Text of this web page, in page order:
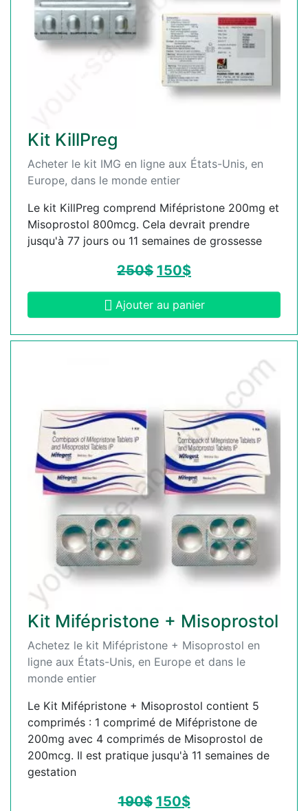
Kit KillPreg
Acheter le kit IMG en ligne aux États-Unis, en
Europe, dans le monde entier
Le kit KillPreg comprend Mifépristone 200mg et
Misoprostol 800mcg. Cela devrait prendre
jusqu'à 77 jours ou 11 semaines de grossesse
250$ 150$
Ajouter au panier
Kit Mifépristone + Misoprostol
Achetez le kit Mifépristone + Misoprostol en
ligne aux États-Unis, en Europe et dans le
monde entier
Le Kit Mifépristone + Misoprostol contient 5
comprimés : 1 comprimé de Mifépristone de
200mg avec 4 comprimés de Misoprostol de
200mcg. Il est pratique jusqu'à 11 semaines de
gestation
190$ 150$